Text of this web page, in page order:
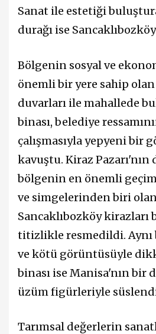
Sanat ile estetiği
durağı ise
Bölgenin sosyal ve
önemli bir yere sahip olan
duvarları ile mahallede
binası, belediye
çalışmasıyla yepyeni bir
kavuştu. Kiraz Pazarı'nın
bölgenin en önemli
ve simgelerinden biri
Sancaklıbozköy kirazları
titizlikle resmedildi. Aynı
ve kötü görüntüsüyle
binası ise Manisa'nın bir
üzüm figürleriyle
Tarımsal değerlerin